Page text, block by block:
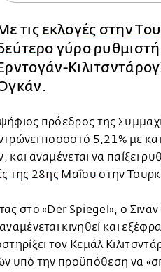
τις εκλογές στην
γύρο
πρόεδρος της
ποσοστό 5,21% με
αναμένεται να παίξει
της 28ης Μαΐου στην
στο «Der Spiegel», ο
κινηθεί και
τον Κεμάλ
υπό την προϋπόθεση να